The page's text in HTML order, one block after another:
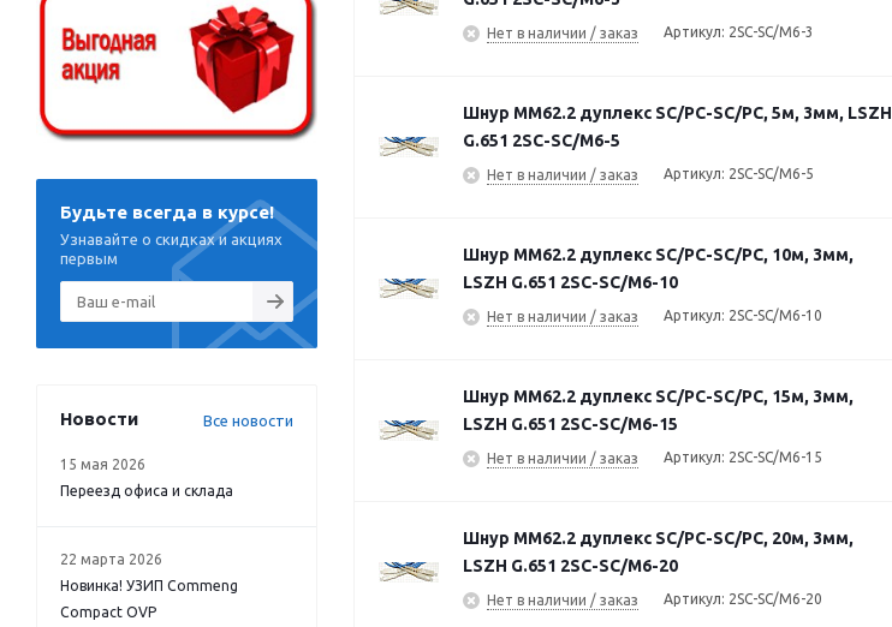
Нет в наличии / заказ Артикул: 2SC-SC/M6-3
Шнур MM62.2 дуплекс SC/PC-SC/PC, 5м, 3мм, LSZH
G.651 2SC-SC/M6-5
Нет в наличии / заказ Артикул: 2SC-SC/M6-5
Шнур MM62.2 дуплекс SC/PC-SC/PC, 10м, 3мм,
LSZH G.651 2SC-SC/M6-10
Нет в наличии / заказ Артикул: 2SC-SC/M6-10
Шнур MM62.2 дуплекс SC/PC-SC/PC, 15м, 3мм,
LSZH G.651 2SC-SC/M6-15
Нет в наличии / заказ Артикул: 2SC-SC/M6-15
Шнур MM62.2 дуплекс SC/PC-SC/PC, 20м, 3мм,
LSZH G.651 2SC-SC/M6-20
Нет в наличии / заказ Артикул: 2SC-SC/M6-20
Будьте всегда в курсе!
Узнавайте о скидках и акциях
первым
Новости Все новости
15 мая 2026
Переезд офиса и склада
22 марта 2026
Новинка! УЗИП Commeng
Compact OVP